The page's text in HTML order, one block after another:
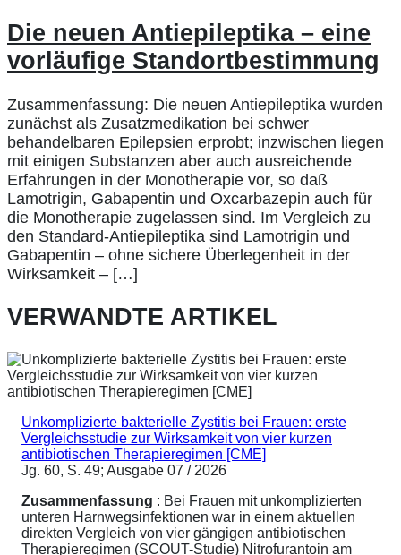
Die neuen Antiepileptika – eine
vorläufige Standortbestimmung
Zusammenfassung: Die neuen Antiepileptika wurden
zunächst als Zusatzmedikation bei schwer
behandelbaren Epilepsien erprobt; inzwischen liegen
mit einigen Substanzen aber auch ausreichende
Erfahrungen in der Monotherapie vor, so daß
Lamotrigin, Gabapentin und Oxcarbazepin auch für
die Monotherapie zugelassen sind. Im Vergleich zu
den Standard-Antiepileptika sind Lamotrigin und
Gabapentin – ohne sichere Überlegenheit in der
Wirksamkeit – […]
VERWANDTE ARTIKEL
Unkomplizierte bakterielle Zystitis bei Frauen: erste
Vergleichsstudie zur Wirksamkeit von vier kurzen
antibiotischen Therapieregimen [CME]
Jg. 60, S. 49; Ausgabe 07 / 2026
Zusammenfassung : Bei Frauen mit unkomplizierten
unteren Harnwegsinfektionen war in einem aktuellen
direkten Vergleich von vier gängigen antibiotischen
Therapieregimen (SCOUT-Studie) Nitrofurantoin am